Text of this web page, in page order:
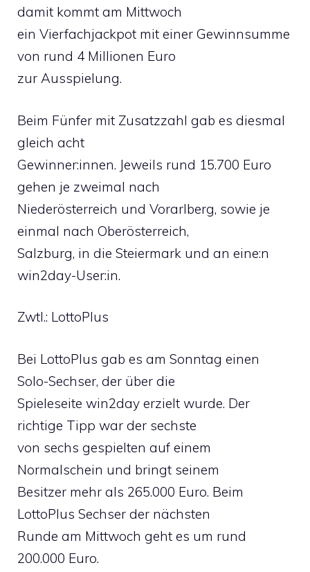
damit kommt am Mittwoch
ein Vierfachjackpot mit einer Gewinnsumme
von rund 4 Millionen Euro
zur Ausspielung.
Beim Fünfer mit Zusatzzahl gab es diesmal
gleich acht
Gewinner:innen. Jeweils rund 15.700 Euro
gehen je zweimal nach
Niederösterreich und Vorarlberg, sowie je
einmal nach Oberösterreich,
Salzburg, in die Steiermark und an eine:n
win2day-User:in.
Zwtl.: LottoPlus
Bei LottoPlus gab es am Sonntag einen
Solo-Sechser, der über die
Spieleseite win2day erzielt wurde. Der
richtige Tipp war der sechste
von sechs gespielten auf einem
Normalschein und bringt seinem
Besitzer mehr als 265.000 Euro. Beim
LottoPlus Sechser der nächsten
Runde am Mittwoch geht es um rund
200.000 Euro.